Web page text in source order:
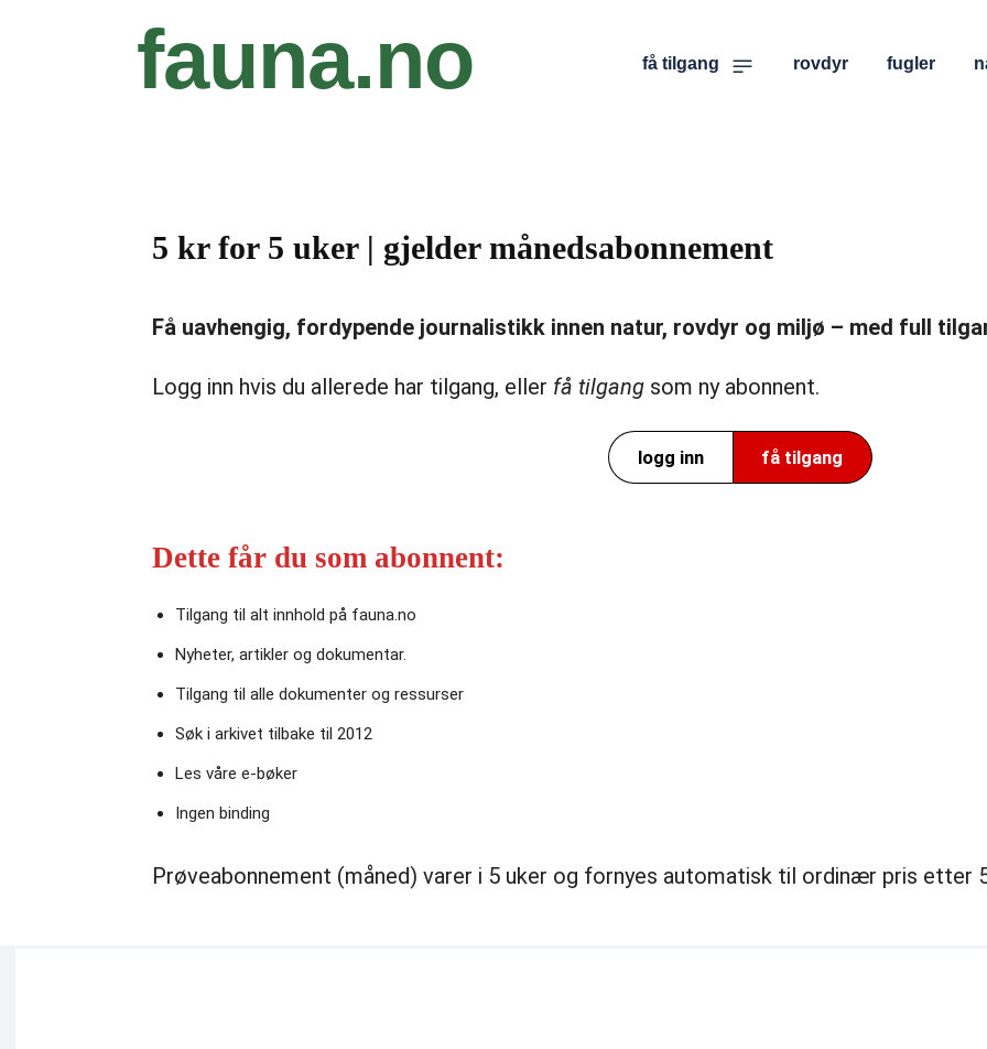
fauna.no få tilgang rovdyr fugler
5 kr for 5 uker | gjelder månedsabonnement
Få uavhengig, fordypende journalistikk innen natur, rovdyr og miljø – med full
Logg inn hvis du allerede har tilgang, eller få tilgang som ny abonnent.
logg inn få tilgang
Dette får du som abonnent:
Tilgang til alt innhold på fauna.no
Nyheter, artikler og dokumentar.
Tilgang til alle dokumenter og ressurser
Søk i arkivet tilbake til 2012
Les våre e‑bøker
Ingen binding
Prøveabonnement (måned) varer i 5 uker og fornyes automatisk til ordinær pris etter